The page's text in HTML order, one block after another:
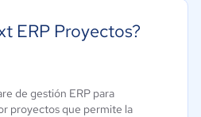
ERP Proyectos?
de gestión ERP para
proyectos que permite la